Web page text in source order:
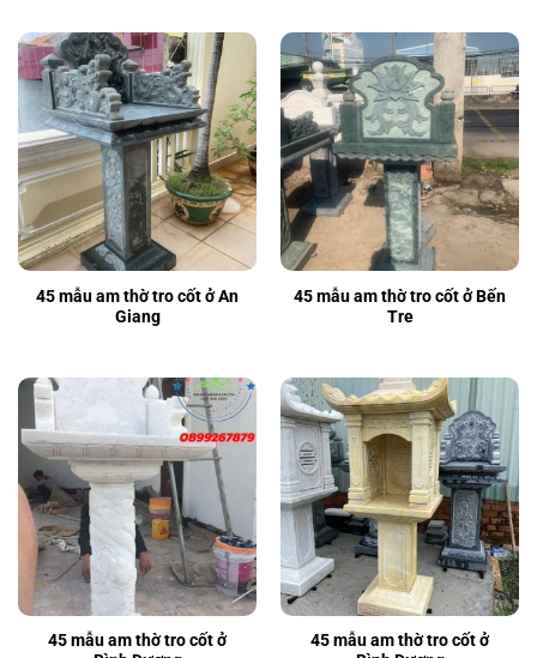
45 mẫu am thờ tro cốt ở An
Giang
45 mẫu am thờ tro cốt ở Bến
Tre
45 mẫu am thờ tro cốt ở
45 mẫu am thờ tro cốt ở